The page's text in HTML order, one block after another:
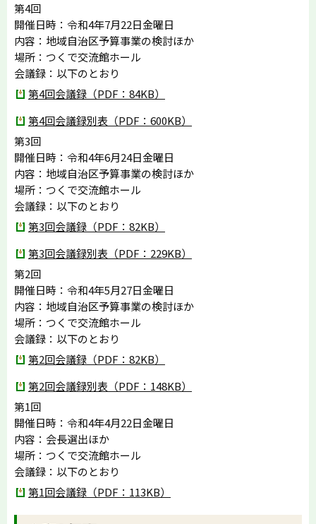
第4回
開催日時：令和4年7月22日金曜日
内容：地域自治区予算事業の検討ほか
場所：つくで交流館ホール
会議録：以下のとおり
第4回会議録（PDF：84KB）
第4回会議録別表（PDF：600KB）
第3回
開催日時：令和4年6月24日金曜日
内容：地域自治区予算事業の検討ほか
場所：つくで交流館ホール
会議録：以下のとおり
第3回会議録（PDF：82KB）
第3回会議録別表（PDF：229KB）
第2回
開催日時：令和4年5月27日金曜日
内容：地域自治区予算事業の検討ほか
場所：つくで交流館ホール
会議録：以下のとおり
第2回会議録（PDF：82KB）
第2回会議録別表（PDF：148KB）
第1回
開催日時：令和4年4月22日金曜日
内容：会長選出ほか
場所：つくで交流館ホール
会議録：以下のとおり
第1回会議録（PDF：113KB）